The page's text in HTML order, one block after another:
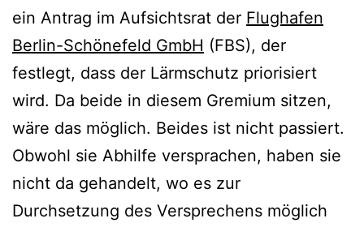
ein Antrag im Aufsichtsrat der Flughafen
Berlin-Schönefeld GmbH (FBS), der
festlegt, dass der Lärmschutz priorisiert
wird. Da beide in diesem Gremium sitzen,
wäre das möglich. Beides ist nicht passiert.
Obwohl sie Abhilfe versprachen, haben sie
nicht da gehandelt, wo es zur
Durchsetzung des Versprechens möglich